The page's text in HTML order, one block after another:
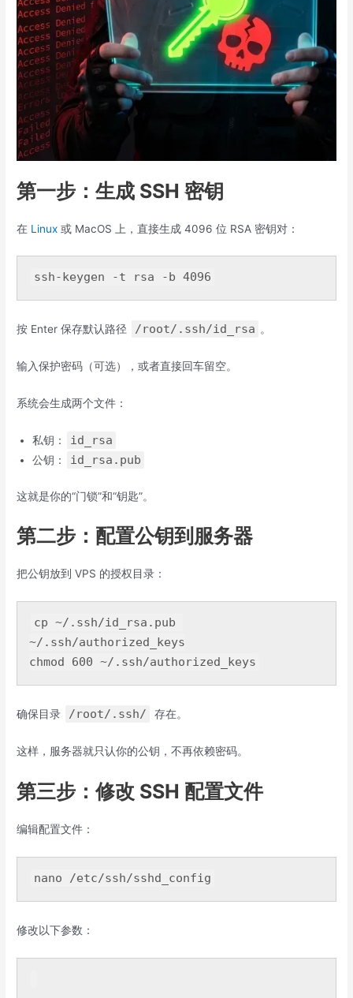
第一步：生成 SSH 密钥
在 Linux 或 MacOS 上，直接生成 4096 位 RSA 密钥对：
ssh-keygen -t rsa - b 4096
按 Enter 保存默认路径 /root/.ssh/id_rsa 。
输入保护密码（可选），或者直接回车留空。
系统会生成两个文件：
私钥： id_rsa
公钥： id_rsa.pub
这就是你的“门锁”和“钥匙”。
第二步：配置公钥到服务器
把公钥放到 VPS 的授权目录：
cp ~/.ssh/id_rsa.pub
~/.ssh/authorized_keys
chmod 600 ~/.ssh/
确保目录 /root/.ssh/ 存在。
这样，服务器就只认你的公钥，不再依赖密码。
第三步：修改 SSH 配置文件
编辑配置文件：
nano /etc/ssh/sshd_config
修改以下参数：